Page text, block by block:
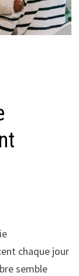
chaque jour
semble